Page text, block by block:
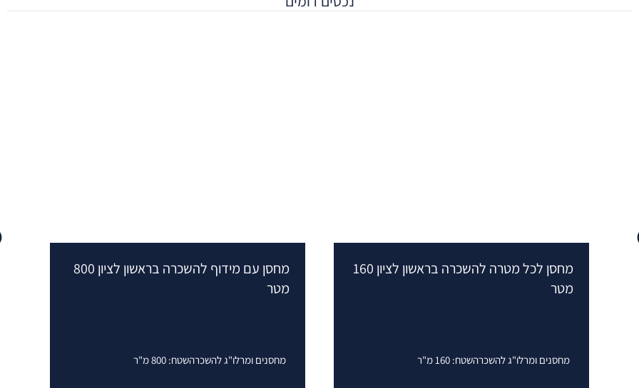
מחסן לכל מטרה להשכרה בראשון לציון 160
מטר
מחסנים ומרלו"ג להשכרהשטח: 160 מ"ר
מחסן עם מידוף להשכרה בראשון לציון 800
מטר
מחסנים ומרלו"ג להשכרהשטח: 800 מ"ר